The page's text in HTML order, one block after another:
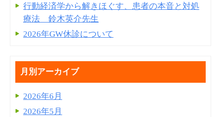
行動経済学から解きほぐす、患者の本音と対処
療法 鈴木英介先生
2026年GW休診について
月別アーカイブ
2026年6月
2026年5月